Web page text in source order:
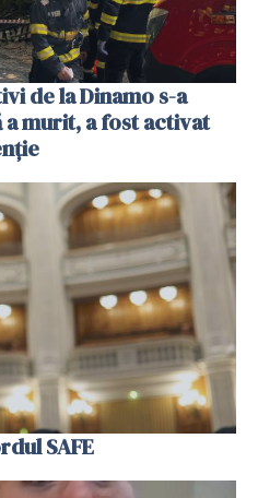
de la Dinamo s-a
murit, a fost activat
SAFE